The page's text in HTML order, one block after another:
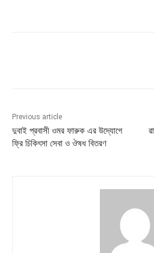
Previous article
দুবাই প্রবাসী ওমর ফারুক এর উদ্যােগে
ফ্রি চিকিৎসা সেবা ও ঔষধ বিতরণ